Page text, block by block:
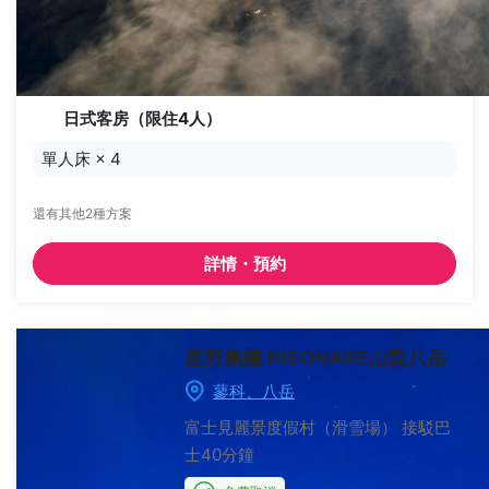
日式客房（限住4人）
單人床 × 4
還有其他2種方案
詳情・預約
星野集團 RISONARE山梨八岳
蓼科、八岳
富士見麗景度假村（滑雪場）
接駁巴
士40分鐘